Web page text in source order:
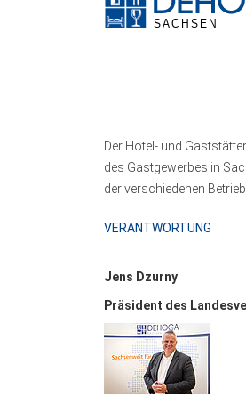
Der Hotel- und
des Gastgewerbes in
der verschiedenen
VERANTWORTUNG
Jens Dzurny
Präsident des